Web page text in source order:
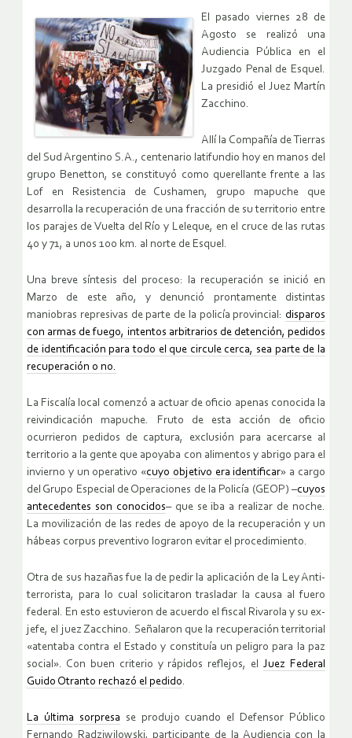
El pasado viernes 28 de
Agosto se realizó una
Audiencia Pública en el
Juzgado Penal de Esquel.
La presidió el Juez Martín
Zacchino.
Allí la Compañía de Tierras
del Sud Argentino S.A., centenario latifundio hoy en manos del
grupo Benetton, se constituyó como querellante frente a las
Lof en Resistencia de Cushamen, grupo mapuche que
desarrolla la recuperación de una fracción de su territorio entre
los parajes de Vuelta del Río y Leleque, en el cruce de las rutas
40 y 71, a unos 100 km. al norte de Esquel.
Una breve síntesis del proceso: la recuperación se inició en
Marzo de este año, y denunció prontamente distintas
maniobras represivas de parte de la policía provincial: disparos
con armas de fuego, intentos arbitrarios de detención, pedidos
de identificación para todo el que circule cerca, sea parte de la
recuperación o no.
La Fiscalía local comenzó a actuar de oficio apenas conocida la
reivindicación mapuche. Fruto de esta acción de oficio
ocurrieron pedidos de captura, exclusión para acercarse al
territorio a la gente que apoyaba con alimentos y abrigo para el
invierno y un operativo «cuyo objetivo era identificar» a cargo
del Grupo Especial de Operaciones de la Policía (GEOP) –cuyos
antecedentes son conocidos– que se iba a realizar de noche.
La movilización de las redes de apoyo de la recuperación y un
hábeas corpus preventivo lograron evitar el procedimiento.
Otra de sus hazañas fue la de pedir la aplicación de la Ley Anti-
terrorista, para lo cual solicitaron trasladar la causa al fuero
federal. En esto estuvieron de acuerdo el fiscal Rivarola y su ex-
jefe, el juez Zacchino. Señalaron que la recuperación territorial
«atentaba contra el Estado y constituía un peligro para la paz
social». Con buen criterio y rápidos reflejos, elJuez Federal
Guido Otranto rechazó el pedido.
La última sorpresase produjo cuando el Defensor Público
Fernando Radziwilowski, participante de la Audiencia con la